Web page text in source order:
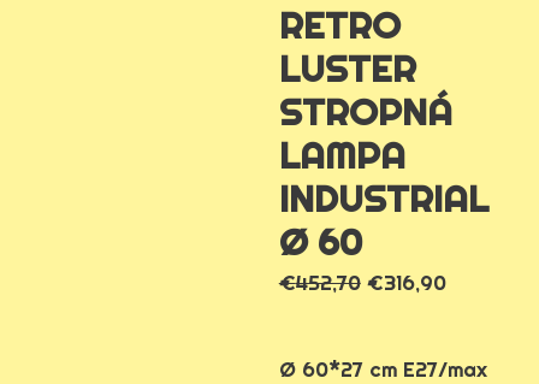
RETRO
LUSTER
STROPNÁ
LAMPA
INDUSTRIAL
Ø 60
€452,70 €316,90
Ø 60*27 cm E27/max